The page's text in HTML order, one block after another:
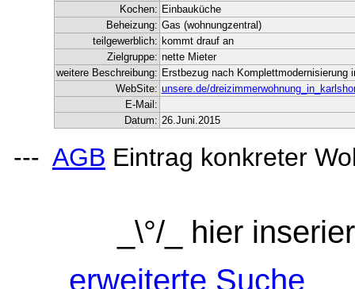
Kochen: Einbauküche
Beheizung: Gas (wohnungzentral)
teilgewerblich: kommt drauf an
Zielgruppe: nette Mieter
weitere Beschreibung: Erstbezug nach
WebSite: unsere.de/
E-Mail:
Datum: 26.Juni.2015
--- AGB Eintrag konkreter
_\°/_ hier
erweiterte Suche